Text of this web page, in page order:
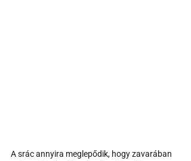
A srác annyira meglepődik, hogy zavarában